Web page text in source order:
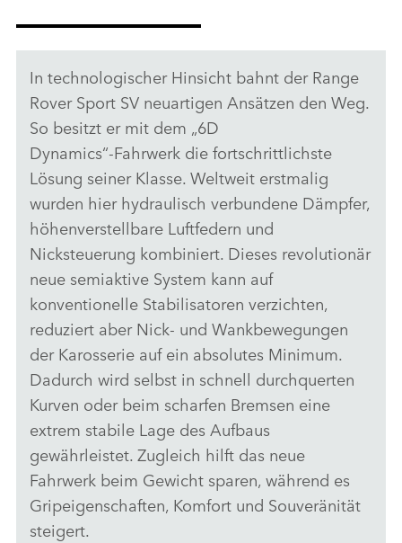
In technologischer Hinsicht bahnt der Range
Rover Sport SV neuartigen Ansätzen den Weg.
So besitzt er mit dem „6D
Dynamics“‑Fahrwerk die fortschrittlichste
Lösung seiner Klasse. Weltweit erstmalig
wurden hier hydraulisch verbundene Dämpfer,
höhenverstellbare Luftfedern und
Nicksteuerung kombiniert. Dieses revolutionär
neue semiaktive System kann auf
konventionelle Stabilisatoren verzichten,
reduziert aber Nick‑ und Wankbewegungen
der Karosserie auf ein absolutes Minimum.
Dadurch wird selbst in schnell durchquerten
Kurven oder beim scharfen Bremsen eine
extrem stabile Lage des Aufbaus
gewährleistet. Zugleich hilft das neue
Fahrwerk beim Gewicht sparen, während es
Gripeigenschaften, Komfort und Souveränität
steigert.